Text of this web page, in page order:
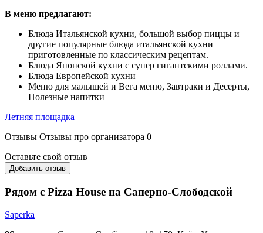
В меню предлагают:
Блюда Итальянской кухни, большой выбор пиццы и
другие популярные блюда итальянской кухни
приготовленные по классическим рецептам.
Блюда Японской кухни с супер гигантскими роллами.
Блюда Европейской кухни
Меню для малышей и Вега меню, Завтраки и Десерты,
Полезные напитки
Летняя площадка
Отзывы Отзывы про организатора 0
Оставьте свой отзыв
Добавить отзыв
Рядом с Pizza House на Саперно-Слободской
Saperka